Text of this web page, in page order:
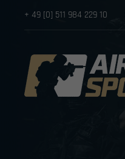
+ 49 [0] 511 984 229 10